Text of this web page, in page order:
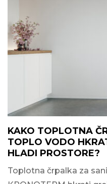
KAKO TOPLOTNA
TOPLO VODO
HLADI PROSTORE?
Toplotna črpalka za